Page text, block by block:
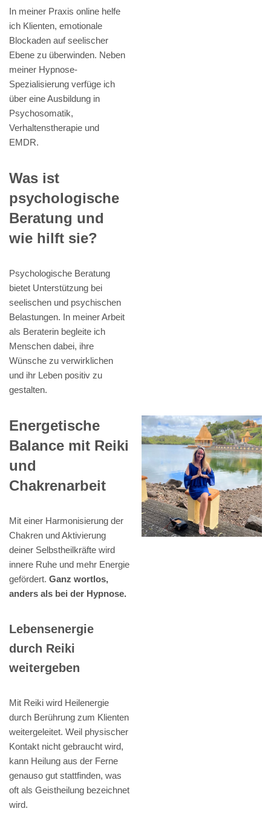
In meiner Praxis online helfe
ich Klienten, emotionale
Blockaden auf seelischer
Ebene zu überwinden. Neben
meiner Hypnose-
Spezialisierung verfüge ich
über eine Ausbildung in
Psychosomatik,
Verhaltenstherapie und
EMDR.
Was ist
psychologische
Beratung und
wie hilft sie?
Psychologische Beratung
bietet Unterstützung bei
seelischen und psychischen
Belastungen. In meiner Arbeit
als Beraterin begleite ich
Menschen dabei, ihre
Wünsche zu verwirklichen
und ihr Leben positiv zu
gestalten.
Energetische
Balance mit Reiki
und
Chakrenarbeit
Mit einer Harmonisierung der
Chakren und Aktivierung
deiner Selbstheilkräfte wird
innere Ruhe und mehr Energie
gefördert. Ganz wortlos,
anders als bei der Hypnose.
Lebensenergie
durch Reiki
weitergeben
Mit Reiki wird Heilenergie
durch Berührung zum Klienten
weitergeleitet. Weil physischer
Kontakt nicht gebraucht wird,
kann Heilung aus der Ferne
genauso gut stattfinden, was
oft als Geistheilung bezeichnet
wird.